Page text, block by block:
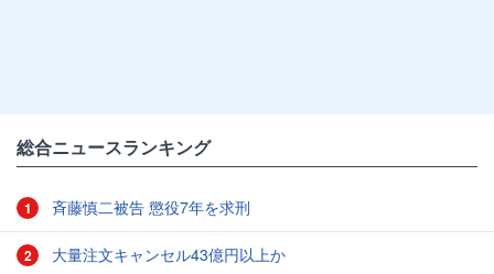
総合ニュースランキング
1 斉藤慎二被告 懲役7年を求刑
2 大量注文キャンセル43億円以上か